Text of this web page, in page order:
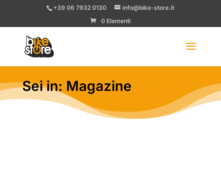
+39 06 7932 0130
info@bike-store.it
0 Elementi
Sei in: Magazine